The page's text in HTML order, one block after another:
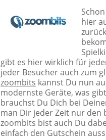
hier
gibt es hier wirklich für
jeder Besucher auch zum
zoombits kannst Du nun
modernste Geräte, was
brauchst Du Dich bei
man Dir jeder Zeit nur den
zoombits bist auch Du
einfach den Gutschein